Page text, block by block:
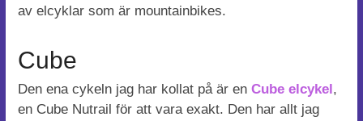
av elcyklar som är mountainbikes.
Cube
Den ena cykeln jag har kollat på är en Cube elcykel ,
en Cube Nutrail för att vara exakt. Den har allt jag